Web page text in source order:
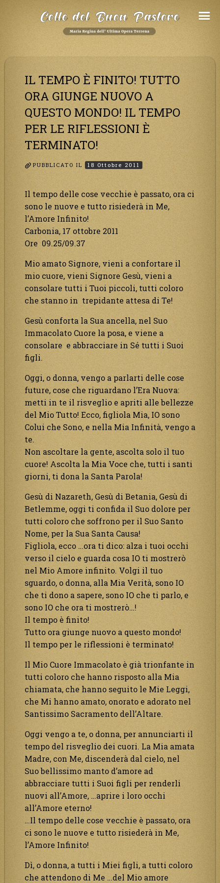
IL TEMPO È FINITO! TUTTO
ORA GIUNGE NUOVO A
QUESTO MONDO! IL TEMPO
PER LE RIFLESSIONI È
TERMINATO!
PUBBLICATO IL 18 Ottobre 2011
Il tempo delle cose vecchie è passato, ora ci
sono le nuove e tutto risiederà in Me,
l’Amore Infinito!
Carbonia, 17 ottobre 2011
Ore 09.25/09.37
Mio amato Signore, vieni a confortare il
mio cuore, vieni Signore Gesù, vieni a
consolare tutti i Tuoi piccoli, tutti coloro
che stanno in trepidante attesa di Te!
Gesù conforta la Sua ancella, nel Suo
Immacolato Cuore la posa, e viene a
consolare e abbracciare in Sé tutti i Suoi
figli.
Oggi, o donna, vengo a parlarti delle cose
future, cose che riguardano l’Era Nuova:
metti in te il risveglio e apriti alle bellezze
del Mio Tutto! Ecco, figliola Mia, IO sono
Colui che Sono, e nella Mia Infinità, vengo a
te.
Non ascoltare la gente, ascolta solo il tuo
cuore! Ascolta la Mia Voce che, tutti i santi
giorni, ti dona la Santa Parola!
Gesù di Nazareth, Gesù di Betania, Gesù di
Betlemme, oggi ti confida il Suo dolore per
tutti coloro che soffrono per il Suo Santo
Nome, per la Sua Santa Causa!
Figliola, ecco …ora ti dico: alza i tuoi occhi
verso il cielo e guarda cosa IO ti mostrerò
nel Mio Amore infinito. Volgi il tuo
sguardo, o donna, alla Mia Verità, sono IO
che ti dono a sapere, sono IO che ti parlo, e
sono IO che ora ti mostrerò…!
Il tempo è finito!
Tutto ora giunge nuovo a questo mondo!
Il tempo per le riflessioni è terminato!
Il Mio Cuore Immacolato è già trionfante in
tutti coloro che hanno risposto alla Mia
chiamata, che hanno seguito le Mie Leggi,
che Mi hanno amato, onorato e adorato nel
Santissimo Sacramento dell’Altare.
Oggi vengo a te, o donna, per annunciarti il
tempo del risveglio dei cuori. La Mia amata
Madre, con Me, discenderà dal cielo, nel
Suo bellissimo manto d’amore ad
abbracciare tutti i Suoi figli per renderli
nuovi all’Amore, …aprire i loro occhi
all’Amore eterno!
…Il tempo delle cose vecchie è passato, ora
ci sono le nuove e tutto risiederà in Me,
l’Amore Infinito!
Dì, o donna, a tutti i Miei figli, a tutti coloro
che attendono di Me …del Mio amore